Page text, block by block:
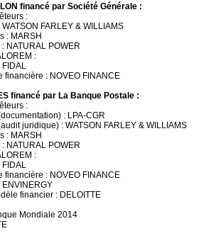
financé par Société Générale :
:
FARLEY & WILLIAMS
: MARSH
NATURAL POWER
:
FIDAL
financière : NOVEO FINANCE
financé par La Banque Postale :
:
: LPA-CGR
juridique) : WATSON FARLEY & WILLIAMS
: MARSH
NATURAL POWER
:
FIDAL
financière : NOVEO FINANCE
financier : DELOITTE
Mondiale 2014